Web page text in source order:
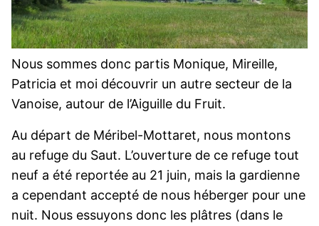
Nous sommes donc partis Monique, Mireille,
Patricia et moi découvrir un autre secteur de la
Vanoise, autour de l’Aiguille du Fruit.
Au départ de Méribel-Mottaret, nous montons
au refuge du Saut. L’ouverture de ce refuge tout
neuf a été reportée au 21 juin, mais la gardienne
a cependant accepté de nous héberger pour une
nuit. Nous essuyons donc les plâtres (dans le